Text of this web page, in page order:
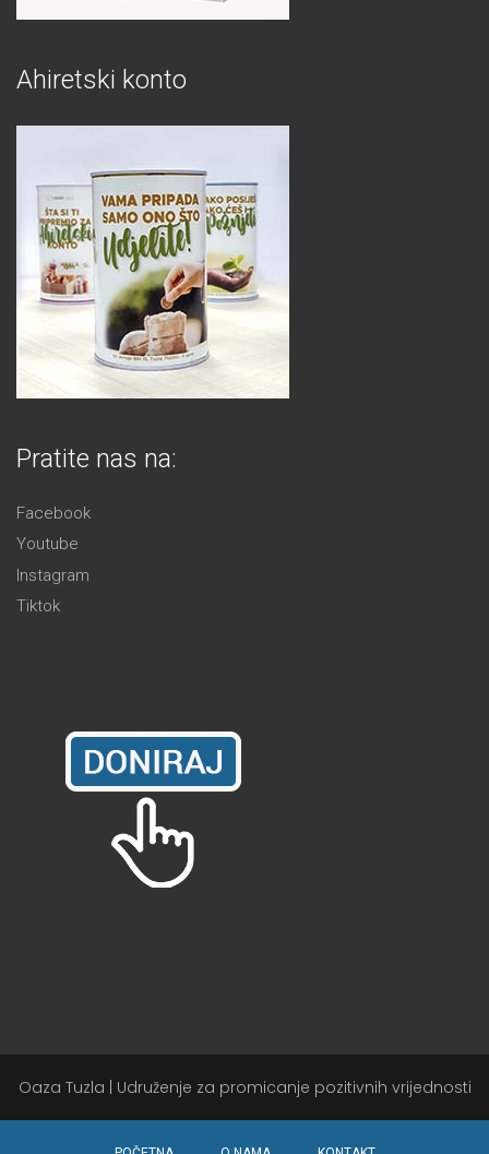
Ahiretski konto
Pratite nas na:
Facebook
Youtube
Instagram
Tiktok
Oaza Tuzla | Udruženje za promicanje pozitivnih vrijednosti